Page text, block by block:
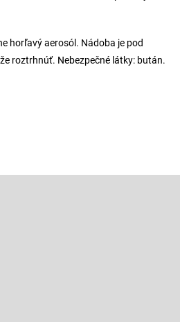
horľavý aerosól. Nádoba je pod
roztrhnúť. Nebezpečné látky: bután.